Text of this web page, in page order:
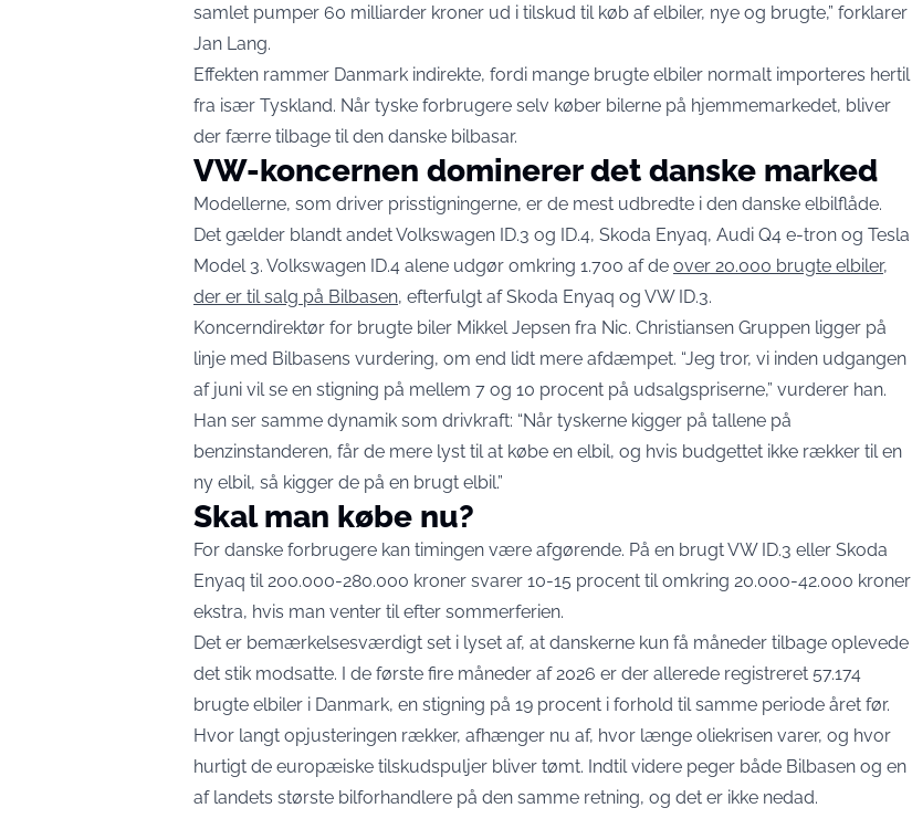
samlet pumper 60 milliarder kroner ud i tilskud til køb af elbiler, nye og brugte,” forklarer
Jan Lang.
Effekten rammer Danmark indirekte, fordi mange brugte elbiler normalt importeres hertil
fra især Tyskland. Når tyske forbrugere selv køber bilerne på hjemmemarkedet, bliver
der færre tilbage til den danske bilbasar.
VW-koncernen dominerer det danske marked
Modellerne, som driver prisstigningerne, er de mest udbredte i den danske elbilflåde.
Det gælder blandt andet Volkswagen ID.3 og ID.4, Skoda Enyaq, Audi Q4 e-tron og Tesla
Model 3. Volkswagen ID.4 alene udgør omkring 1.700 af de over 20.000 brugte elbiler,
der er til salg på Bilbasen, efterfulgt af Skoda Enyaq og VW ID.3.
Koncerndirektør for brugte biler Mikkel Jepsen fra Nic. Christiansen Gruppen ligger på
linje med Bilbasens vurdering, om end lidt mere afdæmpet. “Jeg tror, vi inden udgangen
af juni vil se en stigning på mellem 7 og 10 procent på udsalgspriserne,” vurderer han.
Han ser samme dynamik som drivkraft: “Når tyskerne kigger på tallene på
benzinstanderen, får de mere lyst til at købe en elbil, og hvis budgettet ikke rækker til en
ny elbil, så kigger de på en brugt elbil.”
Skal man købe nu?
For danske forbrugere kan timingen være afgørende. På en brugt VW ID.3 eller Skoda
Enyaq til 200.000-280.000 kroner svarer 10-15 procent til omkring 20.000-42.000 kroner
ekstra, hvis man venter til efter sommerferien.
Det er bemærkelsesværdigt set i lyset af, at danskerne kun få måneder tilbage oplevede
det stik modsatte. I de første fire måneder af 2026 er der allerede registreret 57.174
brugte elbiler i Danmark, en stigning på 19 procent i forhold til samme periode året før.
Hvor langt opjusteringen rækker, afhænger nu af, hvor længe oliekrisen varer, og hvor
hurtigt de europæiske tilskudspuljer bliver tømt. Indtil videre peger både Bilbasen og en
af landets største bilforhandlere på den samme retning, og det er ikke nedad.